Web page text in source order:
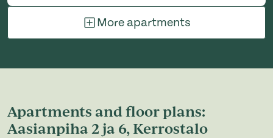
More apartments
Apartments and floor plans:
Aasianpiha 2 ja 6, Kerrostalo